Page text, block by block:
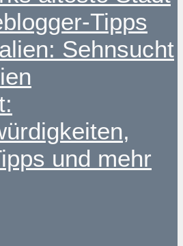
Tipps
Sehnsucht
und mehr